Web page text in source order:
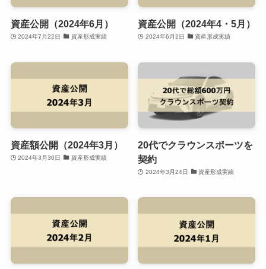
資産公開（2024年6月）
2024年7月22日 資産形成実績
資産公開（2024年4・5月）
2024年6月2日 資産形成実績
資産額公開（2024年3月）
2024年3月30日 資産形成実績
20代でクラウンスポーツを
契約
2024年3月24日 資産形成実績